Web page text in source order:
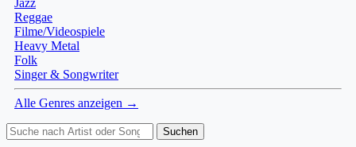
Jazz
Reggae
Filme/Videospiele
Heavy Metal
Folk
Singer & Songwriter
Alle Genres anzeigen →
Suchen